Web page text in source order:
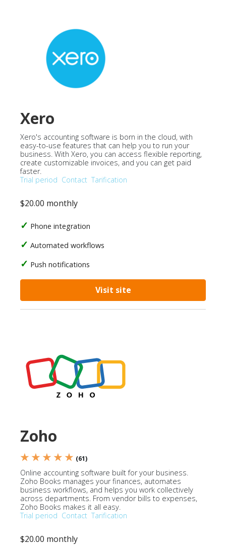
Xero
Xero's accounting software is born in the cloud, with
easy-to-use features that can help you to run your
business. With Xero, you can access flexible reporting,
create customizable invoices, and you can get paid
faster.
Trial period Contact Tarification
$20.00 monthly
Phone integration
Automated workflows
Push notifications
Visit site
Zoho
★ ★ ★ ★ ★ (61)
Online accounting software built for your business.
Zoho Books manages your finances, automates
business workflows, and helps you work collectively
across departments. From vendor bills to expenses,
Zoho Books makes it all easy.
Trial period Contact Tarification
$20.00 monthly